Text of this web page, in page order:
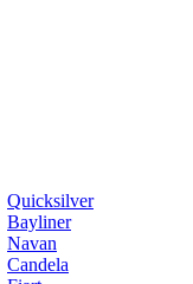
Quicksilver
Bayliner
Navan
Candela